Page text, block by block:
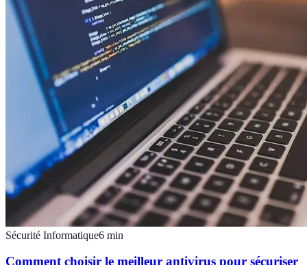
Sécurité Informatique6 min
Comment choisir le meilleur antivirus pour sécuriser